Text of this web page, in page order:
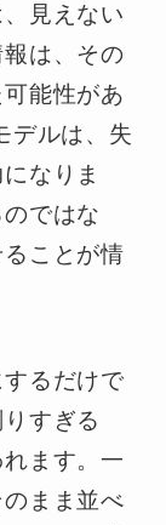
見えない
は、その
能性があ
デルは、失
なりま
ではな
ことが情
るだけで
すぎる
ます。一
まま並べ